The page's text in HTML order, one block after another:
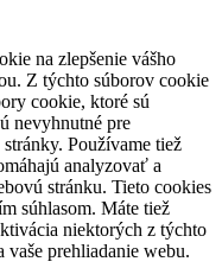
na zlepšenie vášho
Z týchto súborov cookie
cookie, ktoré sú
nevyhnutné pre
Používame tiež
analyzovať a
stránku. Tieto cookies
súhlasom. Máte tiež
niektorých z týchto
prehliadanie webu.